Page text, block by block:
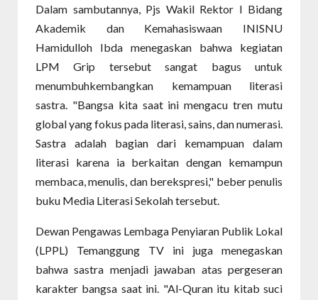
Dalam sambutannya, Pjs Wakil Rektor I Bidang
Akademik dan Kemahasiswaan INISNU
Hamidulloh Ibda menegaskan bahwa kegiatan
LPM Grip tersebut sangat bagus untuk
menumbuhkembangkan kemampuan literasi
sastra. "Bangsa kita saat ini mengacu tren mutu
global yang fokus pada literasi, sains, dan numerasi.
Sastra adalah bagian dari kemampuan dalam
literasi karena ia berkaitan dengan kemampun
membaca, menulis, dan berekspresi," beber penulis
buku Media Literasi Sekolah tersebut.
Dewan Pengawas Lembaga Penyiaran Publik Lokal
(LPPL) Temanggung TV ini juga menegaskan
bahwa sastra menjadi jawaban atas pergeseran
karakter bangsa saat ini. "Al-Quran itu kitab suci